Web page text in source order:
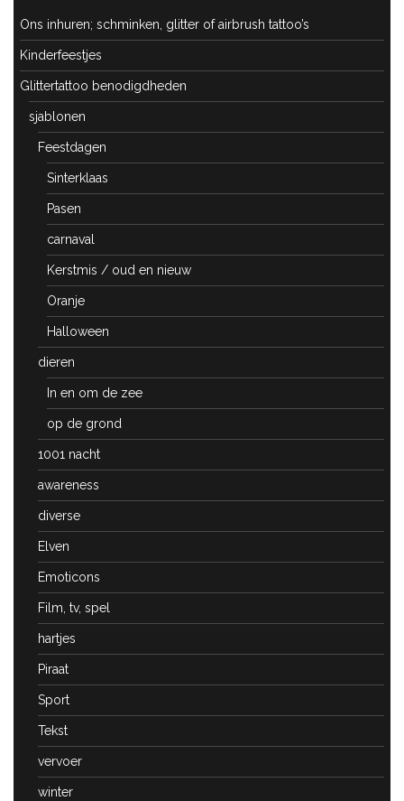
Ons inhuren; schminken, glitter of airbrush tattoo’s
Kinderfeestjes
Glittertattoo benodigdheden
sjablonen
Feestdagen
Sinterklaas
Pasen
carnaval
Kerstmis / oud en nieuw
Oranje
Halloween
dieren
In en om de zee
op de grond
1001 nacht
awareness
diverse
Elven
Emoticons
Film, tv, spel
hartjes
Piraat
Sport
Tekst
vervoer
winter